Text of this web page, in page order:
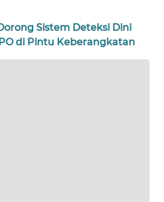
Sistem Deteksi Dini
di Pintu Keberangkatan